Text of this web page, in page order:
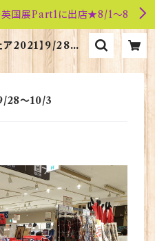
英国展Part1に出店★8/1～8
ア2021】9/28～1
店ブリティッシ
イフ
9/28～10/3